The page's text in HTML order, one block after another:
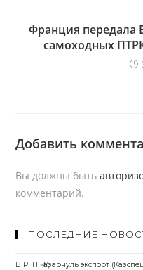
Франция передала
самоходных
Добавить
Вы должны быть
комментарий.
ПОСЛЕДНИЕ
В РГП «Қазарнулыэкспорт